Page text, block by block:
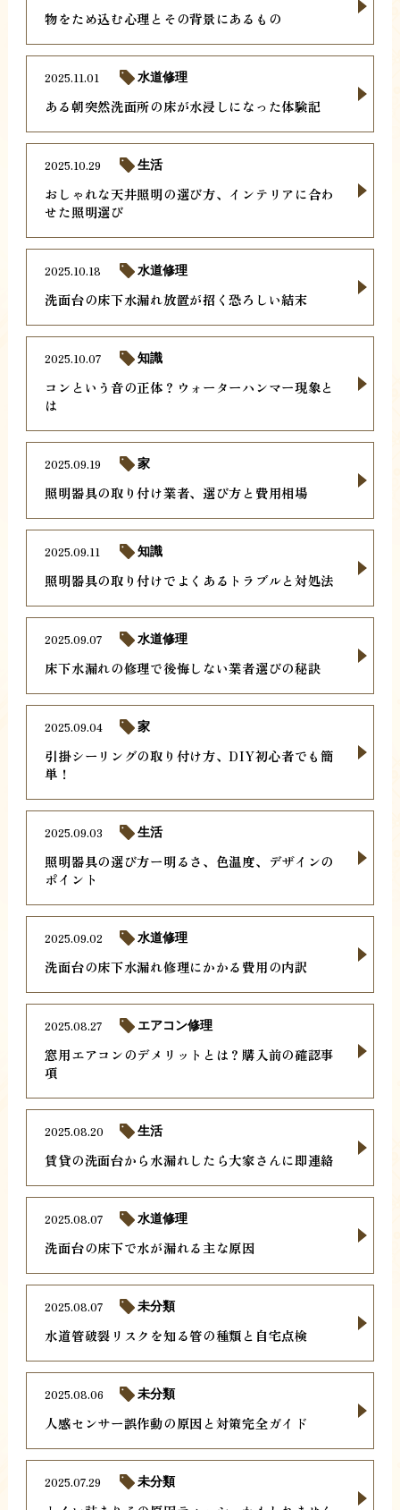
物をため込む心理とその背景にあるもの
ある朝突然洗面所の床が水浸しになった体験記
2025.11.01 水道修理
おしゃれな天井照明の選び方、インテリアに合わ
せた照明選び
2025.10.29 生活
洗面台の床下水漏れ放置が招く恐ろしい結末
2025.10.18 水道修理
コンという音の正体？ウォーターハンマー現象と
は
2025.10.07 知識
照明器具の取り付け業者、選び方と費用相場
2025.09.19 家
照明器具の取り付けでよくあるトラブルと対処法
2025.09.11 知識
床下水漏れの修理で後悔しない業者選びの秘訣
2025.09.07 水道修理
引掛シーリングの取り付け方、DIY初心者でも簡
単！
2025.09.04 家
照明器具の選び方ー明るさ、色温度、デザインの
ポイント
2025.09.03 生活
洗面台の床下水漏れ修理にかかる費用の内訳
2025.09.02 水道修理
窓用エアコンのデメリットとは？購入前の確認事
項
2025.08.27 エアコン修理
賃貸の洗面台から水漏れしたら大家さんに即連絡
2025.08.20 生活
洗面台の床下で水が漏れる主な原因
2025.08.07 水道修理
水道管破裂リスクを知る管の種類と自宅点検
2025.08.07 未分類
人感センサー誤作動の原因と対策完全ガイド
2025.08.06 未分類
2025.07.29 未分類